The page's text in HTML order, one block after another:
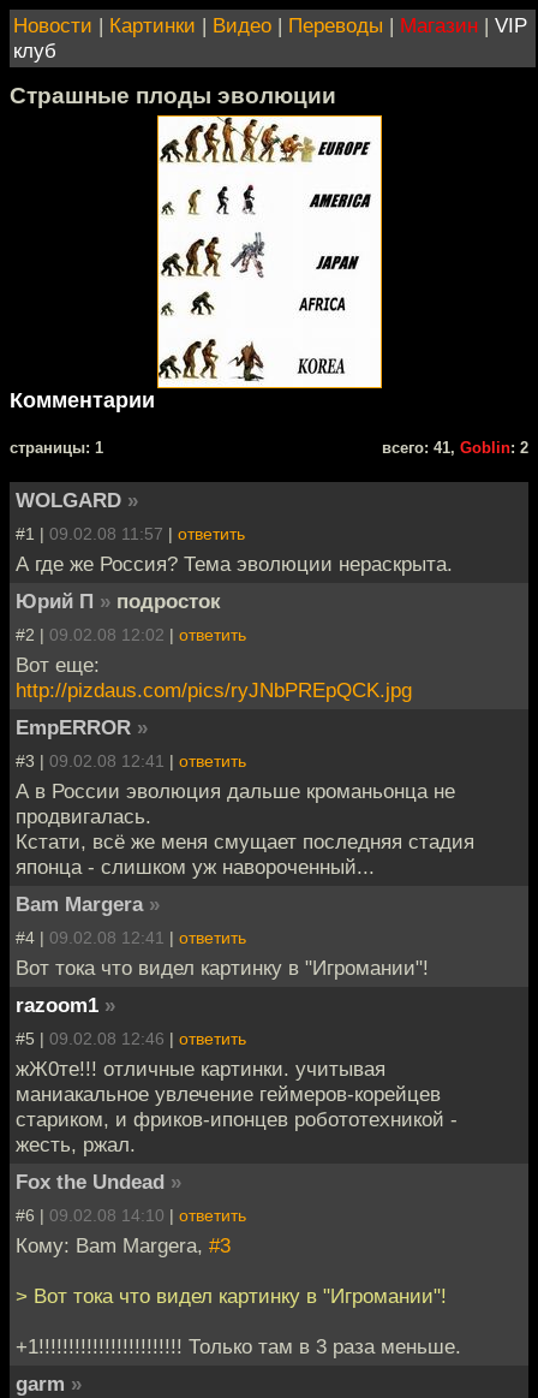
Новости | Картинки | Видео | Переводы | Магазин | VIP
клуб
Страшные плоды эволюции
Комментарии
cтраницы: 1 всего: 41, Goblin: 2
WOLGARD »
#1 | 09.02.08 11:57 | ответить
А где же Россия? Тема эволюции нераскрыта.
Юрий П » подросток
#2 | 09.02.08 12:02 | ответить
Вот еще:
http://pizdaus.com/pics/ryJNbPREpQCK.jpg
EmpERROR »
#3 | 09.02.08 12:41 | ответить
А в России эволюция дальше кроманьонца не
продвигалась.
Кстати, всё же меня смущает последняя стадия
японца - слишком уж навороченный...
Bam Margera »
#4 | 09.02.08 12:41 | ответить
Вот тока что видел картинку в "Игромании"!
razoom1 »
#5 | 09.02.08 12:46 | ответить
жЖ0те!!! отличные картинки. учитывая
маниакальное увлечение геймеров-корейцев
стариком, и фриков-ипонцев робототехникой -
жесть, ржал.
Fox the Undead »
#6 | 09.02.08 14:10 | ответить
Кому: Bam Margera, #3
> Вот тока что видел картинку в "Игромании"!
+1!!!!!!!!!!!!!!!!!!!!!!!! Только там в 3 раза меньше.
garm »